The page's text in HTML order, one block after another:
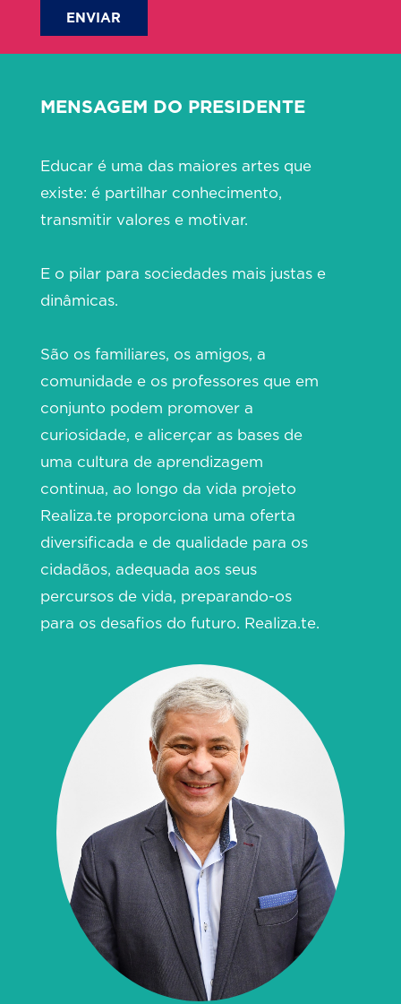
ENVIAR
MENSAGEM DO PRESIDENTE
Educar é uma das maiores artes que
existe: é partilhar conhecimento,
transmitir valores e motivar.
E o pilar para sociedades mais justas e
dinâmicas.
São os familiares, os amigos, a
comunidade e os professores que em
conjunto podem promover a
curiosidade, e alicerçar as bases de
uma cultura de aprendizagem
continua, ao longo da vida projeto
Realiza.te proporciona uma oferta
diversificada e de qualidade para os
cidadãos, adequada aos seus
percursos de vida, preparando-os
para os desafios do futuro. Realiza.te.